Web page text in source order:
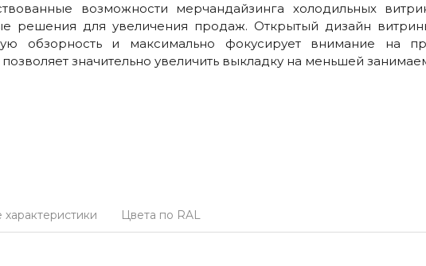
возможности мерчандайзинга холодильных
решения для увеличения продаж. Открытый дизайн
обзорность и максимально фокусирует внимание на
значительно увеличить выкладку на меньшей
характеристики Цвета по RAL